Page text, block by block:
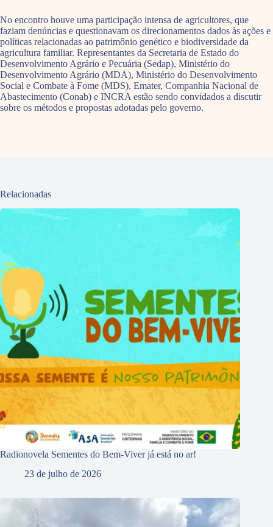
No encontro houve uma participação intensa de agricultores, que
faziam denúncias e questionavam os direcionamentos dados às ações e
políticas relacionadas ao patrimônio genético e biodiversidade da
agricultura familiar. Representantes da Secretaria de Estado do
Desenvolvimento Agrário e Pecuária (Sedap), Ministério do
Desenvolvimento Agrário (MDA), Ministério do Desenvolvimento
Social e Combate à Fome (MDS), Emater, Companhia Nacional de
Abastecimento (Conab) e INCRA estão sendo convidados a discutir
sobre os métodos e propostas adotadas pelo governo.
Relacionadas
Radionovela Sementes do Bem-Viver já está no ar!
23 de julho de 2026